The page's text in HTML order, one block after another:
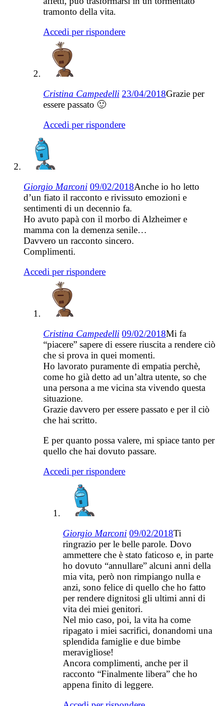
tramonto della vita.
Accedi per rispondere
Cristina Campedelli 23/04/2018Grazie per
essere passato 🙂
Accedi per rispondere
Giorgio Marconi 09/02/2018Anche io ho letto
d’un fiato il racconto e rivissuto emozioni e
sentimenti di un decennio fa.
Ho avuto papà con il morbo di Alzheimer e
mamma con la demenza senile…
Davvero un racconto sincero.
Complimenti.
Accedi per rispondere
Cristina Campedelli 09/02/2018Mi fa
“piacere” sapere di essere riuscita a rendere ciò
che si prova in quei momenti.
Ho lavorato puramente di empatia perchè,
come ho già detto ad un’altra utente, so che
una persona a me vicina sta vivendo questa
situazione.
Grazie davvero per essere passato e per il ciò
che hai scritto.
E per quanto possa valere, mi spiace tanto per
quello che hai dovuto passare.
Accedi per rispondere
Giorgio Marconi 09/02/2018Ti
ringrazio per le belle parole. Dovo
ammettere che è stato faticoso e, in parte
ho dovuto “annullare” alcuni anni della
mia vita, però non rimpiango nulla e
anzi, sono felice di quello che ho fatto
per rendere dignitosi gli ultimi anni di
vita dei miei genitori.
Nel mio caso, poi, la vita ha come
ripagato i miei sacrifici, donandomi una
splendida famiglie e due bimbe
meravigliose!
Ancora complimenti, anche per il
racconto “Finalmente libera” che ho
appena finito di leggere.